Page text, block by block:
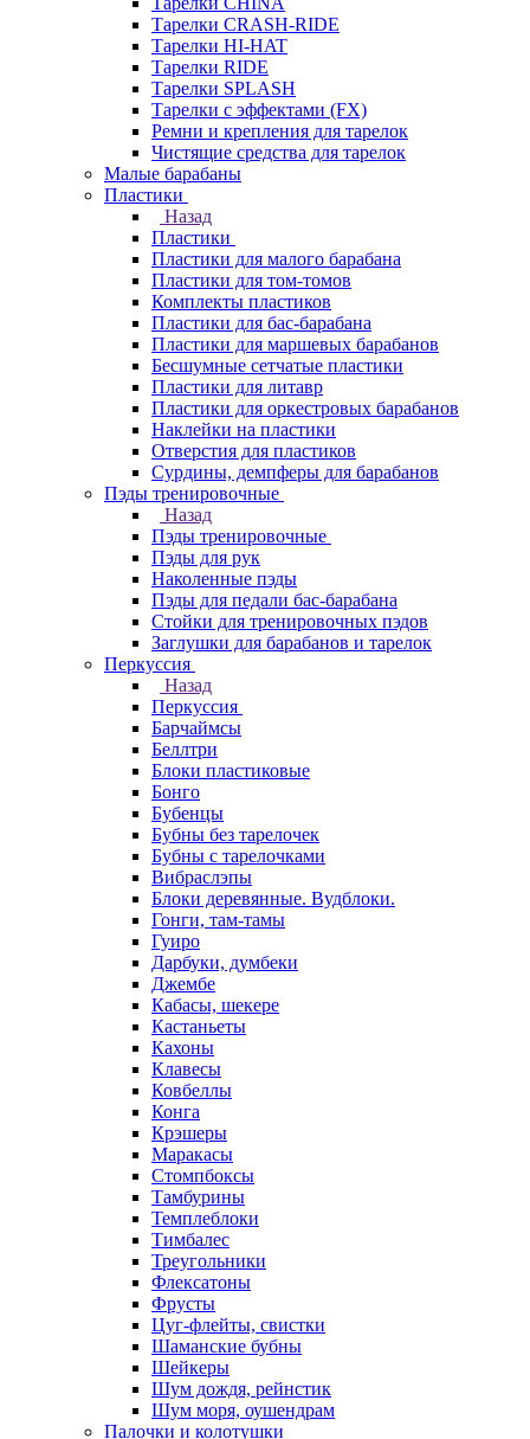
Тарелки CRASH-RIDE
Тарелки HI-HAT
Тарелки RIDE
Тарелки SPLASH
Тарелки с эффектами (FX)
Ремни и крепления для тарелок
Чистящие средства для тарелок
Малые барабаны
Пластики
Назад
Пластики
Пластики для малого барабана
Пластики для том-томов
Комплекты пластиков
Пластики для бас-барабана
Пластики для маршевых барабанов
Бесшумные сетчатые пластики
Пластики для литавр
Пластики для оркестровых барабанов
Наклейки на пластики
Отверстия для пластиков
Сурдины, демпферы для барабанов
Пэды тренировочные
Назад
Пэды тренировочные
Пэды для рук
Наколенные пэды
Пэды для педали бас-барабана
Стойки для тренировочных пэдов
Заглушки для барабанов и тарелок
Перкуссия
Назад
Перкуссия
Барчаймсы
Беллтри
Блоки пластиковые
Бонго
Бубенцы
Бубны без тарелочек
Бубны с тарелочками
Вибраслэпы
Блоки деревянные. Вудблоки.
Гонги, там-тамы
Гуиро
Дарбуки, думбеки
Джембе
Кабасы, шекере
Кастаньеты
Кахоны
Клавесы
Ковбеллы
Конга
Крэшеры
Маракасы
Стомпбоксы
Тамбурины
Темплеблоки
Тимбалес
Треугольники
Флексатоны
Фрусты
Цуг-флейты, свистки
Шаманские бубны
Шейкеры
Шум дождя, рейнстик
Шум моря, оушендрам
Палочки и колотушки